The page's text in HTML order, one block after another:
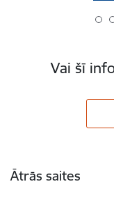
Vai šī
Ātrās saites